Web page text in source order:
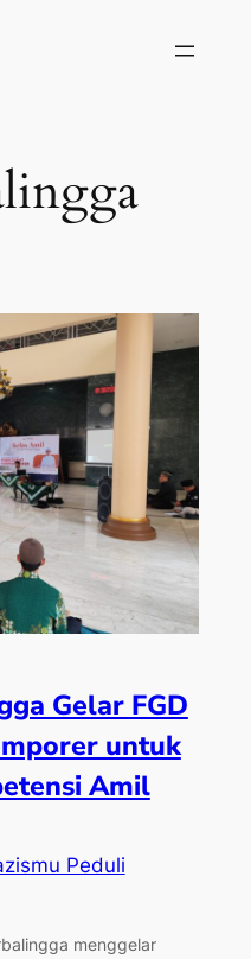
Gelar FGD
untuk
Amil
Peduli
menggelar